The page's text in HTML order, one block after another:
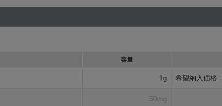
容量
1g 希望納入価格
50mg